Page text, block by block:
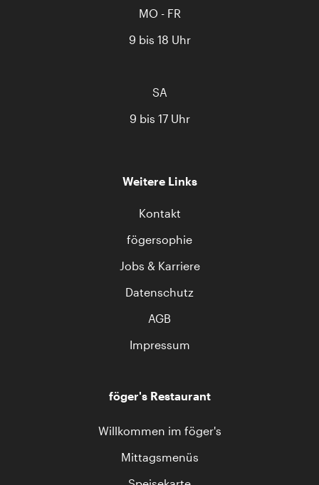
MO - FR
9 bis 18 Uhr
SA
9 bis 17 Uhr
Weitere Links
Kontakt
fögersophie
Jobs & Karriere
Datenschutz
AGB
Impressum
föger's Restaurant
Willkommen im föger's
Mittagsmenüs